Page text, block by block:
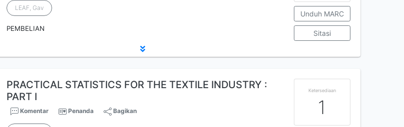
LEAF, Gav
PEMBELIAN
Unduh MARC
Sitasi
PRACTICAL STATISTICS FOR THE TEXTILE INDUSTRY :
PART I
Komentar Penanda Bagikan
Ketersediaan
1